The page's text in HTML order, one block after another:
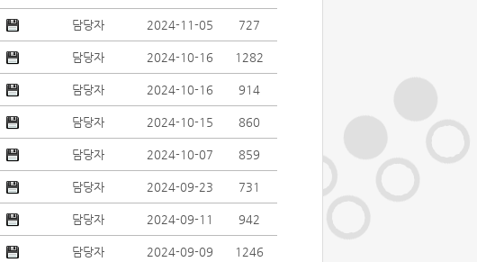
담당자 2024-11-05 727
담당자 2024-10-16 1282
담당자 2024-10-16 914
담당자 2024-10-15 860
담당자 2024-10-07 859
담당자 2024-09-23 731
담당자 2024-09-11 942
담당자 2024-09-09 1246